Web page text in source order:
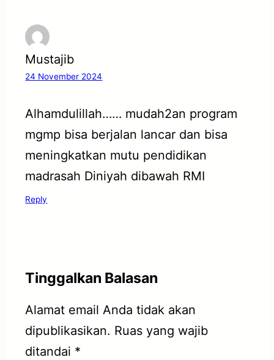
Mustajib
24 November 2024
Alhamdulillah…… mudah2an program
mgmp bisa berjalan lancar dan bisa
meningkatkan mutu pendidikan
madrasah Diniyah dibawah RMI
Reply
Tinggalkan Balasan
Alamat email Anda tidak akan
dipublikasikan. Ruas yang wajib
ditandai *